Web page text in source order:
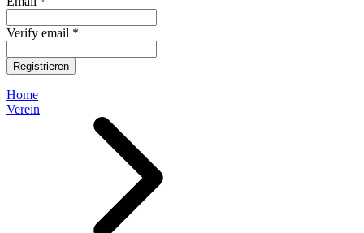
Verify email *
Registrieren
Home
Verein